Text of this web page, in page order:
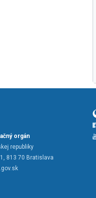
orgán
republiky
813 70 Bratislava